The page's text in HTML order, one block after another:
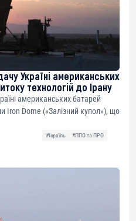
Україні американських
технологій до Ірану
американських батарей
Iron Dome («Залізний купол»), що
#Ізраїль
#ППО та ПРО